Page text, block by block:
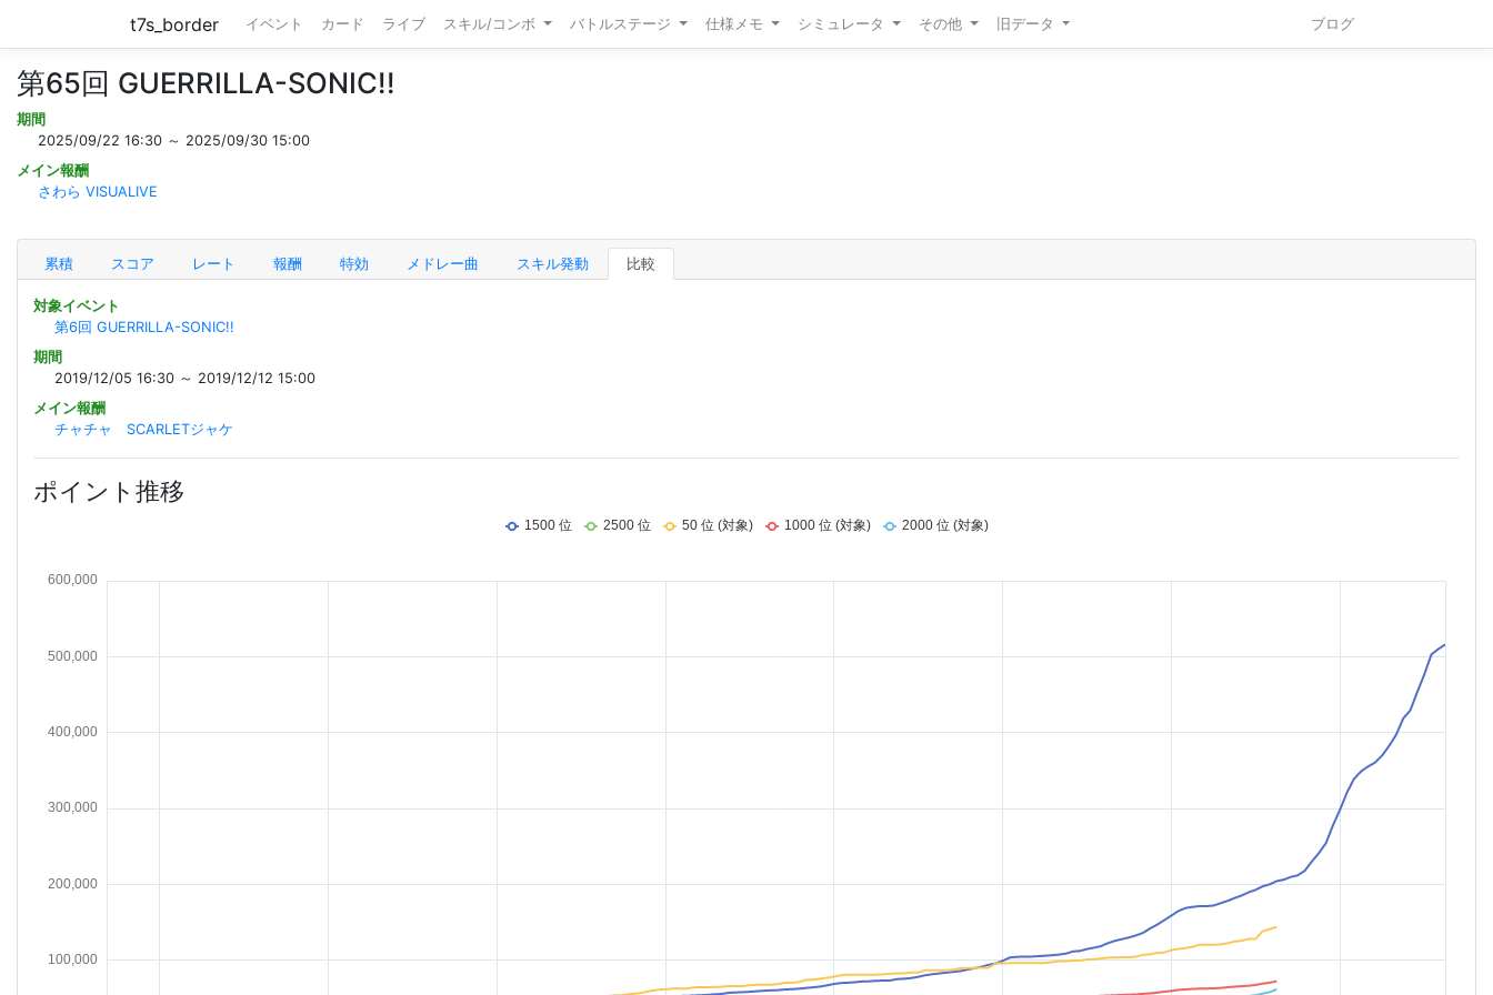
t7s_border イベント カード ライブ スキル/コンボ バトルステージ 仕様メモ シミュレータ その他 旧データ ブログ
第65回 GUERRILLA-SONIC!!
期間
2025/09/22 16:30 ～ 2025/09/30 15:00
メイン報酬
さわら VISUALIVE
累積 スコア レート 報酬 特効 メドレー曲 スキル発動 比較
対象イベント
第6回 GUERRILLA-SONIC!!
期間
2019/12/05 16:30 ～ 2019/12/12 15:00
メイン報酬
チャチャ SCARLETジャケ
ポイント推移